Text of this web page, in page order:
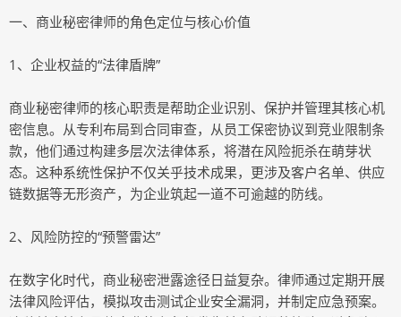
一、商业秘密律师的角色定位与核心价值
1、企业权益的“法律盾牌”
商业秘密律师的核心职责是帮助企业识别、保护并管理其核心机
密信息。从专利布局到合同审查，从员工保密协议到竞业限制条
款，他们通过构建多层次法律体系，将潜在风险扼杀在萌芽状
态。这种系统性保护不仅关乎技术成果，更涉及客户名单、供应
链数据等无形资产，为企业筑起一道不可逾越的防线。
2、风险防控的“预警雷达”
在数字化时代，商业秘密泄露途径日益复杂。律师通过定期开展
法律风险评估，模拟攻击测试企业安全漏洞，并制定应急预案。